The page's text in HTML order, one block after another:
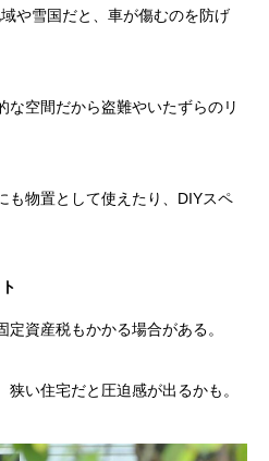
や雪国だと、車が傷むのを防げ
な空間だから盗難やいたずらのリ
も物置として使えたり、DIYスペ
資産税もかかる場合がある。
い住宅だと圧迫感が出るかも。